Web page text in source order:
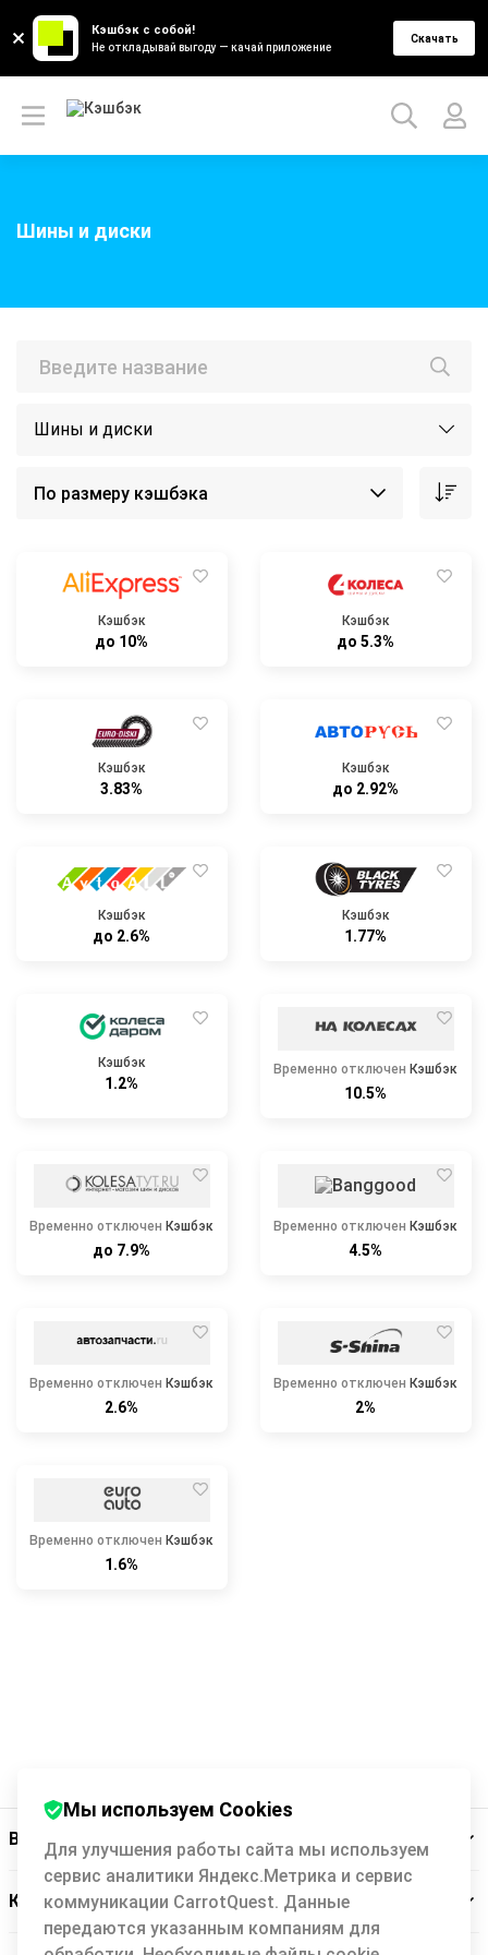
Кэшбэк с собой!
Не откладывай выгоду — качай приложение
Скачать
Шины и диски
Шины и диски
Кэшбэк
до 10%
Кэшбэк
до 5.3%
Кэшбэк
3.83%
Кэшбэк
до 2.92%
Кэшбэк
до 2.6%
Кэшбэк
1.77%
Кэшбэк
1.2%
Временно отключен Кэшбэк
10.5%
Временно отключен Кэшбэк
до 7.9%
Временно отключен Кэшбэк
4.5%
Временно отключен Кэшбэк
2.6%
Временно отключен Кэшбэк
2%
Временно отключен Кэшбэк
1.6%
Backit
Кэшбэк-сервис
Мы используем Cookies
Для улучшения работы сайта мы используем
сервис аналитики Яндекс.Метрика и сервис
коммуникации CarrotQuest. Данные
передаются указанным компаниям для